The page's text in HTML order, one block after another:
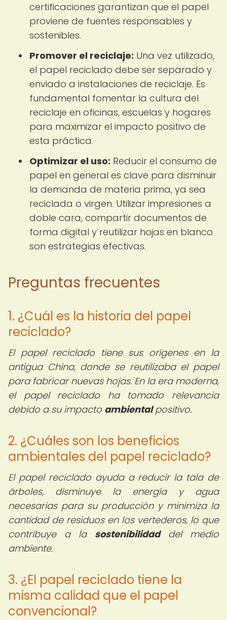
certificaciones garantizan que el papel
proviene de fuentes responsables y
sostenibles.
Promover el reciclaje: Una vez utilizado,
el papel reciclado debe ser separado y
enviado a instalaciones de reciclaje. Es
fundamental fomentar la cultura del
reciclaje en oficinas, escuelas y hogares
para maximizar el impacto positivo de
esta práctica.
Optimizar el uso: Reducir el consumo de
papel en general es clave para disminuir
la demanda de materia prima, ya sea
reciclada o virgen. Utilizar impresiones a
doble cara, compartir documentos de
forma digital y reutilizar hojas en blanco
son estrategias efectivas.
Preguntas frecuentes
1. ¿Cuál es la historia del papel
reciclado?
El papel reciclado tiene sus orígenes en la
antigua China, donde se reutilizaba el papel
para fabricar nuevas hojas. En la era moderna,
el papel reciclado ha tomado relevancia
debido a su impacto ambientalpositivo.
2. ¿Cuáles son los beneficios
ambientales del papel reciclado?
El papel reciclado ayuda a reducir la tala de
árboles, disminuye la energía y agua
necesarias para su producción y minimiza la
cantidad de residuos en los vertederos, lo que
contribuye a la sostenibilidaddel medio
ambiente.
3. ¿El papel reciclado tiene la
misma calidad que el papel
convencional?